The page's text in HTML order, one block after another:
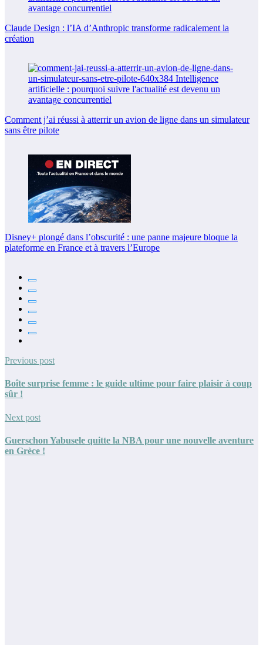
Claude Design : l’IA d’Anthropic transforme radicalement la
création
Comment j’ai réussi à atterrir un avion de ligne dans un simulateur
sans être pilote
Disney+ plongé dans l’obscurité : une panne majeure bloque la
plateforme en France et à travers l’Europe
Previous post
Boîte surprise femme : le guide ultime pour faire plaisir à coup
sûr !
Next post
Guerschon Yabusele quitte la NBA pour une nouvelle aventure
en Grèce !